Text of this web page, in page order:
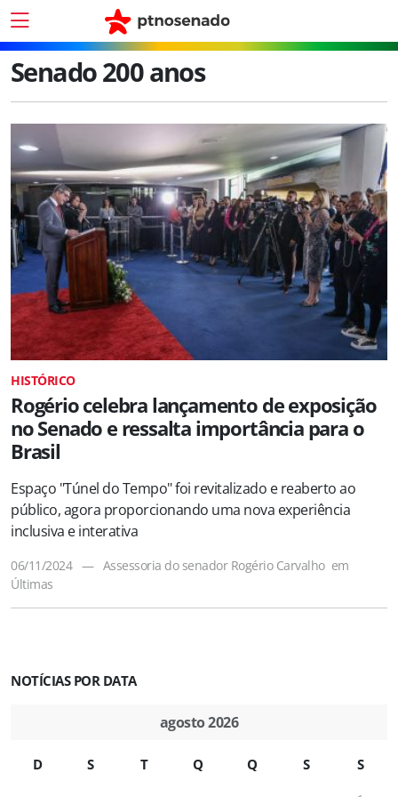
Senado 200 anos
HISTÓRICO
Rogério celebra lançamento de exposição
no Senado e ressalta importância para o
Brasil
Espaço "Túnel do Tempo" foi revitalizado e reaberto ao
público, agora proporcionando uma nova experiência
inclusiva e interativa
06/11/2024 — Assessoria do senador Rogério Carvalho em
Últimas
NOTÍCIAS POR DATA
agosto 2026
D S T Q Q S S